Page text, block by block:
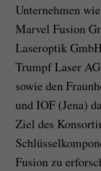
Unternehmen
Marvel Fusion
Laseroptik
Trumpf Laser
sowie den
und IOF (Jena)
Ziel des
Fusion zu